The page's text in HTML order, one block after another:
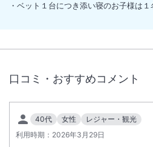
・ベット１台につき添い寝のお子様は１
口コミ・おすすめコメント
40代 女性
レジャー・観光
利用時期： 2026年3月29日